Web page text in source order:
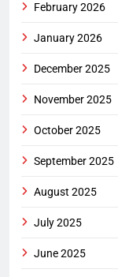
February 2026
January 2026
December 2025
November 2025
October 2025
September 2025
August 2025
July 2025
June 2025